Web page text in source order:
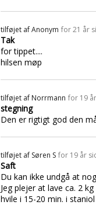
tilføjet afAnonym for 21 år
Tak
for tippet....
hilsen møp
tilføjet af Norrmann for 19
stegning
Den er rigtigt god den
tilføjet af Søren S for 19 år
Saft
Du kan ikke undgå at
Jeg plejer at lave ca. 2
hvile i 15-20 min. i